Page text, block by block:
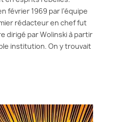
février 1969 par l’équipe
rédacteur en chef fut
dirigé par Wolinski à partir
institution. On y trouvait